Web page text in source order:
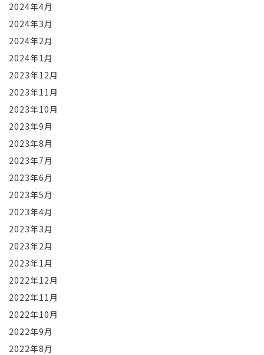
2024年4月
2024年3月
2024年2月
2024年1月
2023年12月
2023年11月
2023年10月
2023年9月
2023年8月
2023年7月
2023年6月
2023年5月
2023年4月
2023年3月
2023年2月
2023年1月
2022年12月
2022年11月
2022年10月
2022年9月
2022年8月